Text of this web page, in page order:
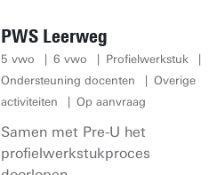
PWS Leerweg
5 vwo 6 vwo
Profielwerkstuk
Ondersteuning docenten
Overige
activiteiten
Op aanvraag
Samen met Pre-U het
profielwerkstukproces